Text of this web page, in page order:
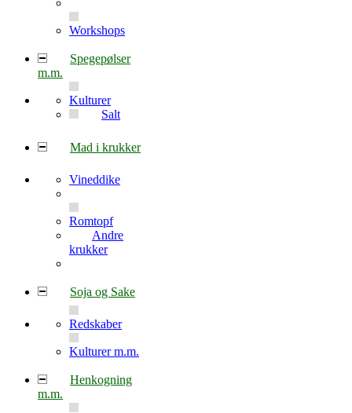
Workshops
Spegepølser
m.m.
Kulturer
Salt
Mad i krukker
Vineddike
Romtopf
Andre
krukker
Soja og Sake
Redskaber
Kulturer m.m.
Henkogning
m.m.